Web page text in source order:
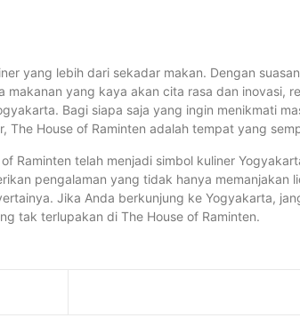
yang lebih dari sekadar makan. Dengan
yang kaya akan cita rasa dan inovasi,
Bagi siapa saja yang ingin menikmati
House of Raminten adalah tempat yang
Raminten telah menjadi simbol kuliner
pengalaman yang tidak hanya memanjakan
Jika Anda berkunjung ke Yogyakarta,
tak terlupakan di The House of Raminten.